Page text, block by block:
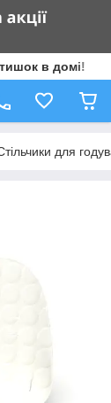
в домі!
для